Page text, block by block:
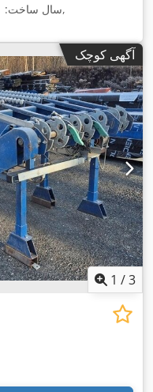
سال ساخت:,
آگهی کوچک
1 /3